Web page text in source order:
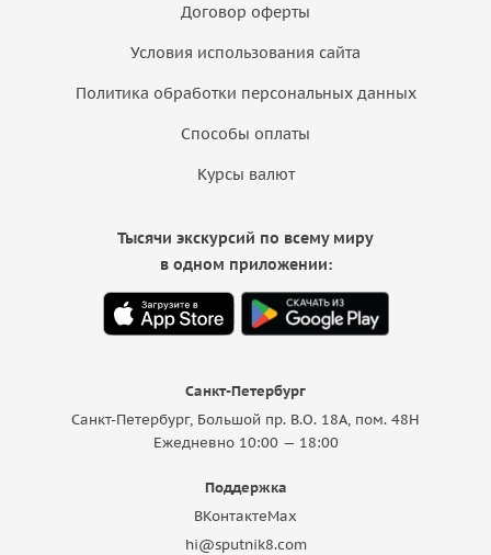
Договор оферты
Условия использования сайта
Политика обработки персональных данных
Способы оплаты
Курсы валют
Санкт-Петербург
Санкт-Петербург, Большой пр. В.О. 18A, пом. 48Н
Ежедневно 10:00 — 18:00
Поддержка
ВКонтактеMax
hi@sputnik8.com
Тысячи экскурсий по всему миру
в одном приложении: